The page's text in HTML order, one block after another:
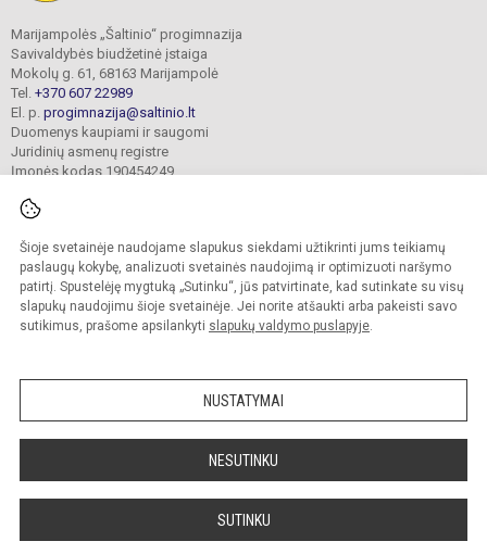
Šioje svetainėje naudojame slapukus siekdami užtikrinti jums teikiamų
paslaugų kokybę, analizuoti svetainės naudojimą ir optimizuoti naršymo
patirtį. Spustelėję mygtuką „Sutinku“, jūs patvirtinate, kad sutinkate su visų
slapukų naudojimu šioje svetainėje. Jei norite atšaukti arba pakeisti savo
sutikimus, prašome apsilankyti slapukų valdymo puslapyje.
NUSTATYMAI
NESUTINKU
SUTINKU
Marijampolės „Šaltinio“ progimnazija
Savivaldybės biudžetinė įstaiga
Mokolų g. 61, 68163 Marijampolė
Tel. +370 607 22989
El. p. progimnazija@saltinio.lt
Duomenys kaupiami ir saugomi
Juridinių asmenų registre
Įmonės kodas 190454249
© 2024. Marijampolės „Šaltinio“ progimnazija. Visos teisės saugomos.
Kopijuoti turinį be raštiško gimnazijos sutikimo griežtai draudžiama.
Prieinamumo paraiška Slapukų valdymas
Sumanus būdas atnaujinti